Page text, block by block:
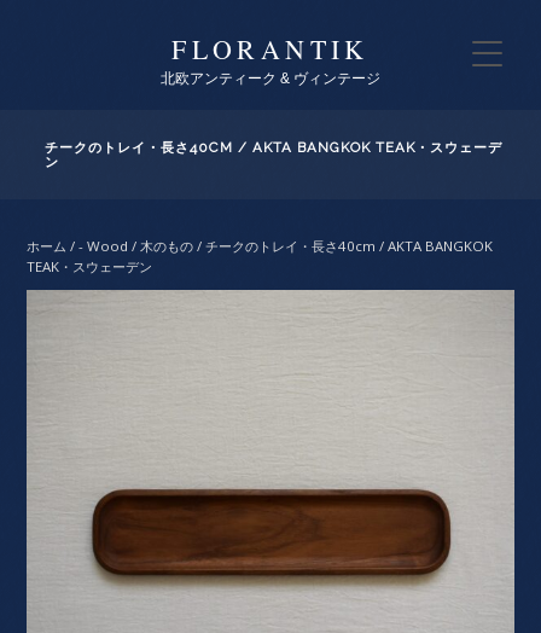
FLORANTIK
北欧アンティーク & ヴィンテージ
チークのトレイ・長さ40CM / AKTA BANGKOK TEAK・スウェーデ
ン
ホーム /- Wood / 木のもの / チークのトレイ・長さ40cm / AKTA BANGKOK
TEAK・スウェーデン